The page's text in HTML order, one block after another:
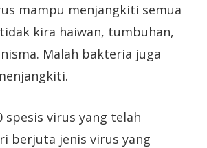
mampu menjangkiti semua
kira haiwan, tumbuhan,
Malah bakteria juga
spesis virus yang telah
berjuta jenis virus yang